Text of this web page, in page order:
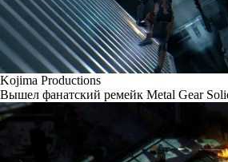
Kojima Productions
Вышел фанатский ремейк Metal Gear